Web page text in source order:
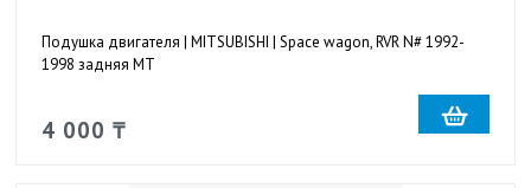
Подушка двигателя | MITSUBISHI | Space wagon, RVR N# 1992-
1998 задняя MT
4 000 ₸